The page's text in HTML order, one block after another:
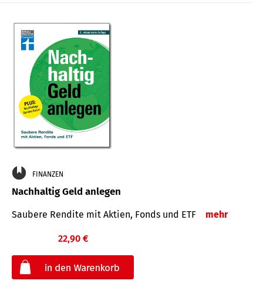
FINANZEN
Nachhaltig Geld anlegen
Saubere Rendite mit Aktien, Fonds und ETF mehr
22,90 €